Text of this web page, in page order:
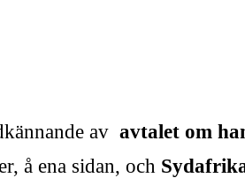
av avtalet om
å ena sidan, och